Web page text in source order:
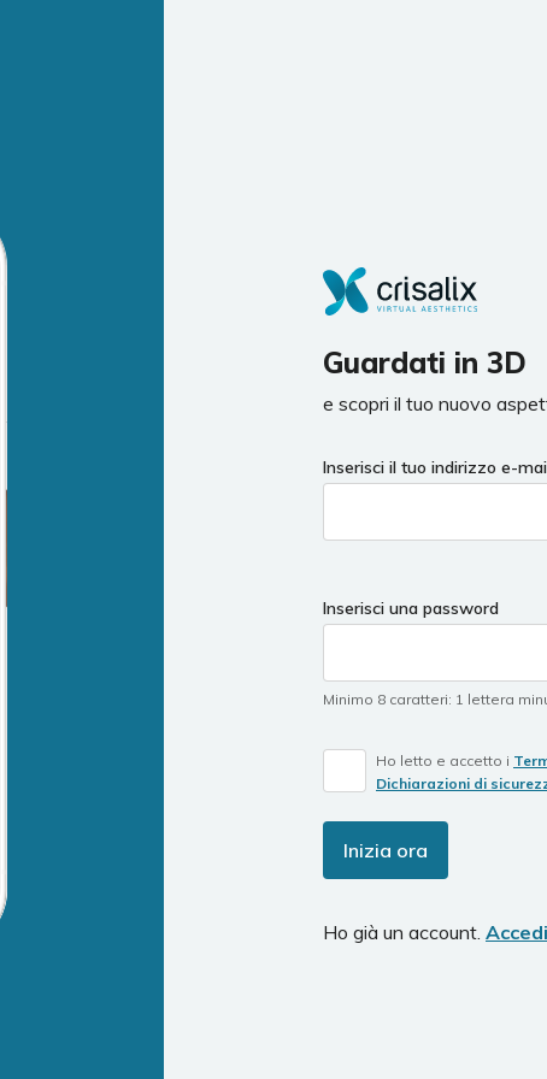
Guardati in 3D
e scopri il tuo nuovo
If
a
ignore
this
Inserisci il tuo indirizzo e-
Inserisci una password
Minimo 8 caratteri: 1 lettera
Ho letto e accetto i
Dichiarazioni di
Inizia ora
Ho già un account. Accedi